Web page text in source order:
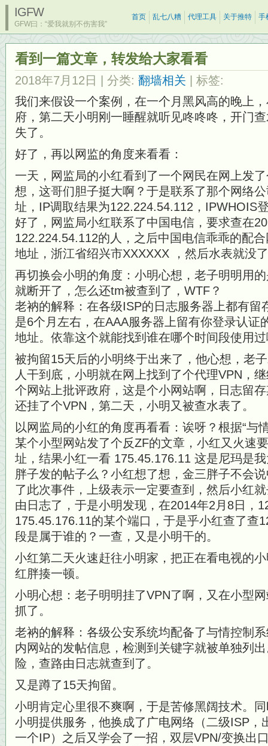
IGFW
GFW曰：“爱我就别不伤害我”
首页 乱七八糟 代理工具 关于推特 手
看到一篇文章，转发给大家看看
2018年7月12日 | 分类: 翻墙相关
| 标签:
我们来假设一个案例，在一个月黑风高的晚上
府，第二天小明刚一睡醒就听见咚咚咚，开门
失了。
好了，再以网监的角度来看看：
一天，网监局的小红看到了一个网民在网上发
想，这哥们胆子挺大啊？于是联系了那个网络
址，IP调取结果为122.224.54.112，IPWHOIS
好了，网监局小红联系了中国电信，要求查在
122.224.54.112的人，之后中国电信乖乖的配
地址，浙江省绍兴市XXXXXX ，然后水表就没
再切换会小明的角度：小明心想，老子明明用
就断开了，怎么还tm被查到了，WTF？
老衲的解释：在各级ISP的日志服务器上都有留
是6个月左右，在AAA服务器上留有你登录认证
地址。依靠这个就能找到谁在哪个时间段使用
被拘留15天后的小明终于出来了，他心想，老
人干到底，小明就在网上找到了个代理VPN，
个网站上批评政府，这是个小网站啊，日志留
还挂了个VPN，第二天，小明又被查水表了。
以网监局的小红的角度再看看：诶呀？根据“与
某个小型网站发了个反ZF的文章，小红又火速
址，结果小红一看 175.45.176.11 这是尼玛是
胖子发的帖子么？小红想了想，金三胖子不会
了此次事件，上级表示一定要查到，然后小红
由日志了，于是小明发现，在2014年2月8日，
175.45.176.11的某个端口，于是乎小红查了查
段是属于谁的？一查，又是小明干的。
小红第二天火速赶往小明家，把正在看电视的
红胖揍一顿。
小明心想：老子明明挂了VPN了啊，又在小型
抓了。
老衲的解释：各级公安系统均配备了与情控制
内网站的发帖信息，检测到关键字就被单独列
险，查路由日志就查到了。
又是蹲了15天拘留。
小明肯定心里很不爽啊，于是苦修黑阔技术。
小明提供服务，他换成了广电网络（二级ISP，
一个IP）之后又学会了一招，双层VPN/变换出